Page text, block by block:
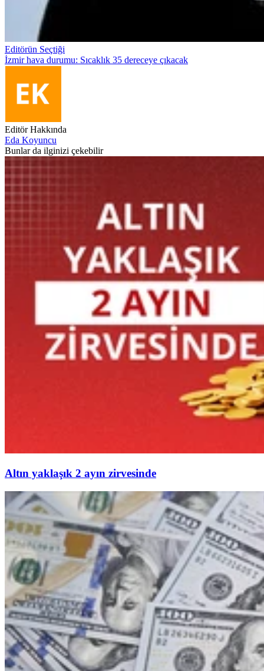
Editörün Seçtiği
İzmir hava durumu: Sıcaklık 35 dereceye çıkacak
Editör Hakkında
Eda Koyuncu
Bunlar da ilginizi çekebilir
Altın yaklaşık 2 ayın zirvesinde